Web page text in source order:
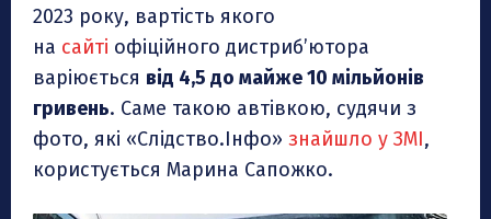
2023 року, вартість якого
на сайті офіційного дистриб’ютора
варіюється від 4,5 до майже 10 мільйонів
гривень. Саме такою автівкою, судячи з
фото, які «Слідство.Інфо» знайшло у ЗМІ,
користується Марина Сапожко.